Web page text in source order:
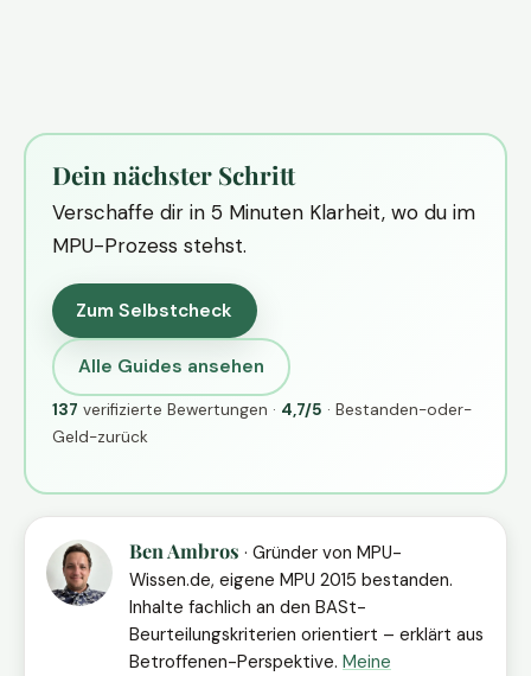
Dein nächster Schritt
Verschaffe dir in 5 Minuten Klarheit, wo du im
MPU-Prozess stehst.
Zum Selbstcheck
Alle Guides ansehen
137 verifizierte Bewertungen · 4,7/5 · Bestanden-oder-
Geld-zurück
Ben Ambros · Gründer von MPU-
Wissen.de, eigene MPU 2015 bestanden.
Inhalte fachlich an den BASt-
Beurteilungskriterien orientiert – erklärt aus
Betroffenen-Perspektive. Meine